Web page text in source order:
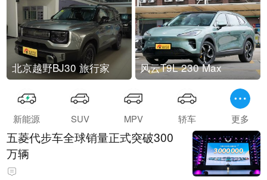
北京越野BJ30 旅行家 风云T9L 230 Max
新能源 SUV MPV 轿车 更多
五菱代步车全球销量正式突破300
万辆